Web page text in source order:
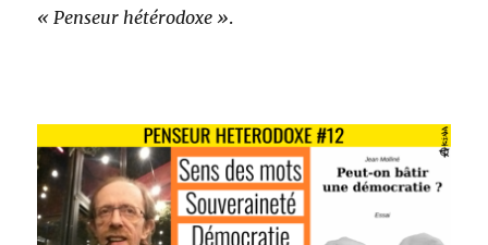
« Penseur hétérodoxe ».